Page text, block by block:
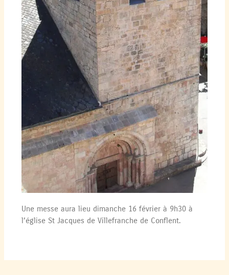
Une messe aura lieu dimanche 16 février à 9h30 à
l’église St Jacques de Villefranche de Conflent.